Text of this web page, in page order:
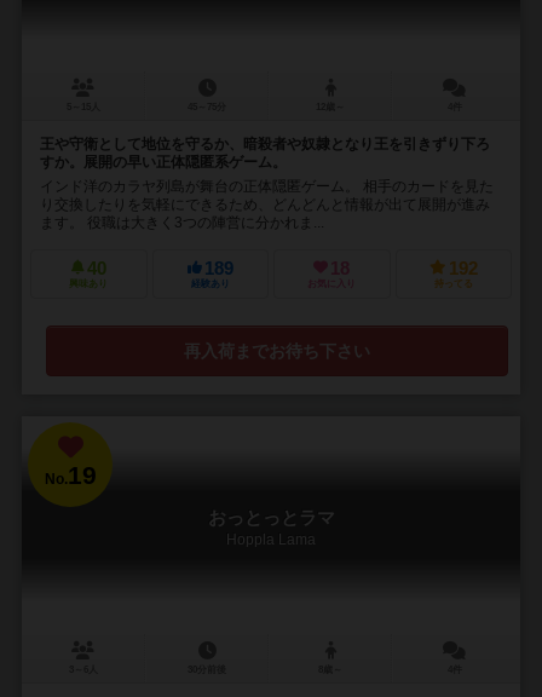
王や守衛として地位を守るか、暗殺者や奴隷となり王を引きずり下ろ
すか。展開の早い正体隠匿系ゲーム。
インド洋のカラヤ列島が舞台の正体隠匿ゲーム。 相手のカードを見た
り交換したりを気軽にできるため、どんどんと情報が出て展開が進み
ます。 役職は大きく3つの陣営に分かれま...
40
興味あり
189
経験あり
18
お気に入り
192
持ってる
再入荷までお待ち下さい
No.19
おっとっとラマ
Hoppla Lama